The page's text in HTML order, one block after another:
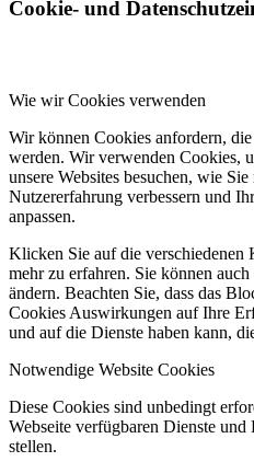
Cookie- und
Wie wir Cookies verwenden
Wir können Cookies anfordern,
werden. Wir verwenden Cookies,
unsere Websites besuchen, wie
Nutzererfahrung verbessern und
anpassen.
Klicken Sie auf die verschiedenen
mehr zu erfahren. Sie können
ändern. Beachten Sie, dass das
Cookies Auswirkungen auf Ihre
und auf die Dienste haben kann,
Notwendige Website Cookies
Diese Cookies sind unbedingt
Webseite verfügbaren Dienste
stellen.